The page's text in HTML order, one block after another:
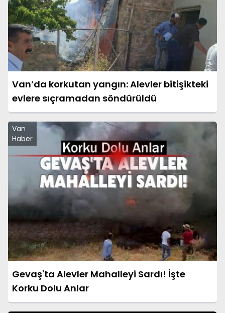
Van’da korkutan yangın: Alevler bitişikteki
evlere sıçramadan söndürüldü
Van
Haber
Gevaş'ta Alevler Mahalleyi Sardı! İşte
Korku Dolu Anlar